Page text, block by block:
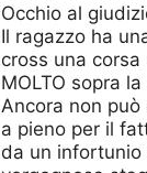
Occhio al
Il ragazzo ha
cross una corsa
MOLTO sopra
Ancora non
a pieno per il
da un infortunio